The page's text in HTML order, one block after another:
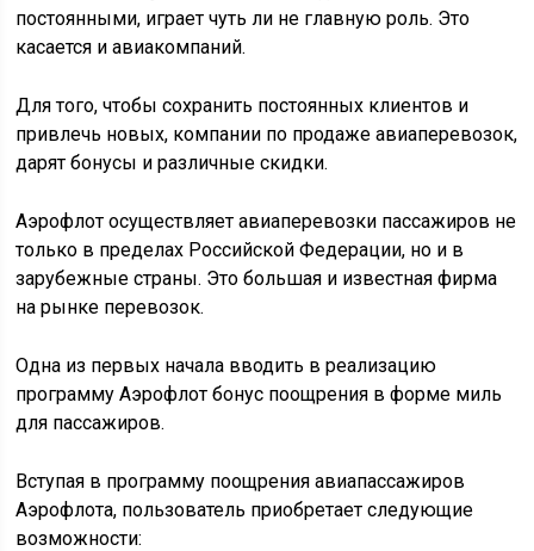
постоянными, играет чуть ли не главную роль. Это
касается и авиакомпаний.
Для того, чтобы сохранить постоянных клиентов и
привлечь новых, компании по продаже авиаперевозок,
дарят бонусы и различные скидки.
Аэрофлот осуществляет авиаперевозки пассажиров не
только в пределах Российской Федерации, но и в
зарубежные страны. Это большая и известная фирма
на рынке перевозок.
Одна из первых начала вводить в реализацию
программу Аэрофлот бонус поощрения в форме миль
для пассажиров.
Вступая в программу поощрения авиапассажиров
Аэрофлота, пользователь приобретает следующие
возможности: